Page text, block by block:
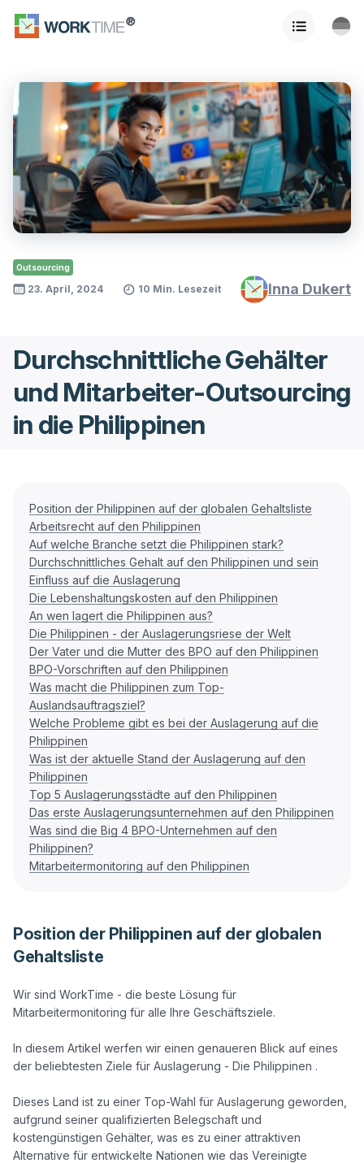
Outsourcing
23. April, 2024 10 Min. Lesezeit Inna Dukert
Durchschnittliche Gehälter
und Mitarbeiter-Outsourcing
in die Philippinen
Position der Philippinen auf der globalen Gehaltsliste
Arbeitsrecht auf den Philippinen
Auf welche Branche setzt die Philippinen stark?
Durchschnittliches Gehalt auf den Philippinen und sein
Einfluss auf die Auslagerung
Die Lebenshaltungskosten auf den Philippinen
An wen lagert die Philippinen aus?
Die Philippinen - der Auslagerungsriese der Welt
Der Vater und die Mutter des BPO auf den Philippinen
BPO-Vorschriften auf den Philippinen
Was macht die Philippinen zum Top-
Auslandsauftragsziel?
Welche Probleme gibt es bei der Auslagerung auf die
Philippinen
Was ist der aktuelle Stand der Auslagerung auf den
Philippinen
Top 5 Auslagerungsstädte auf den Philippinen
Das erste Auslagerungsunternehmen auf den Philippinen
Was sind die Big 4 BPO-Unternehmen auf den
Philippinen?
Mitarbeitermonitoring auf den Philippinen
Position der Philippinen auf der globalen
Gehaltsliste
Wir sind WorkTime - die beste Lösung für
Mitarbeitermonitoring für alle Ihre Geschäftsziele.
In diesem Artikel werfen wir einen genaueren Blick auf eines
der beliebtesten Ziele für Auslagerung - Die Philippinen .
Dieses Land ist zu einer Top-Wahl für Auslagerung geworden,
aufgrund seiner qualifizierten Belegschaft und
kostengünstigen Gehälter, was es zu einer attraktiven
Alternative für entwickelte Nationen wie das Vereinigte